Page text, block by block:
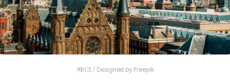
헤이크 / Designed by Freepik